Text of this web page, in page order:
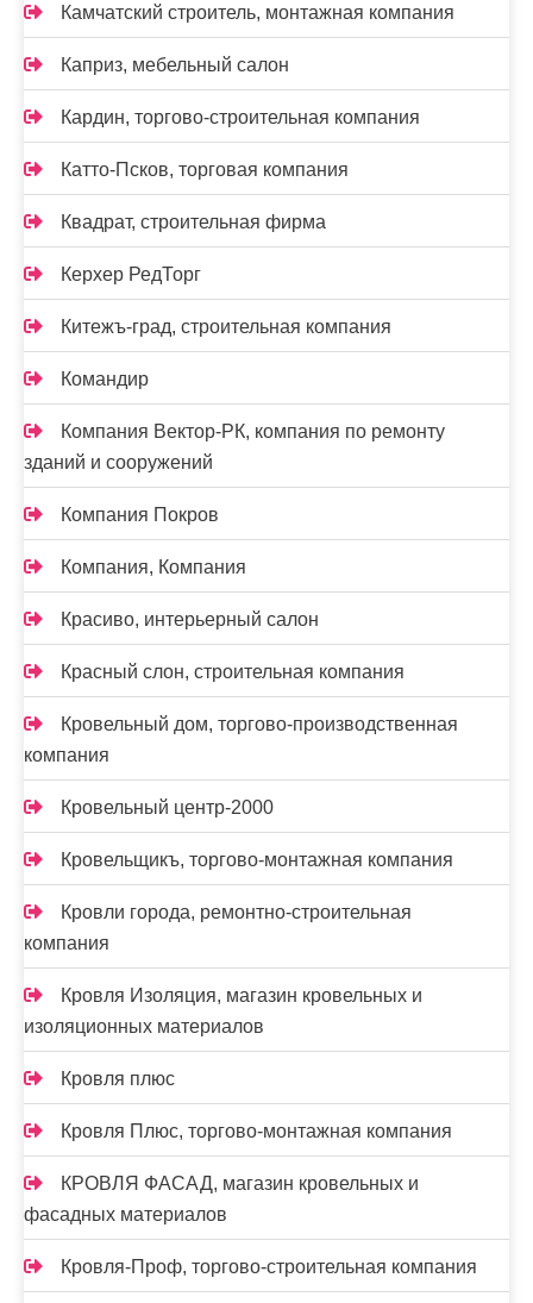
Камчатский строитель, монтажная компания
Каприз, мебельный салон
Кардин, торгово-строительная компания
Катто-Псков, торговая компания
Квадрат, строительная фирма
Керхер РедТорг
Китежъ-град, строительная компания
Командир
Компания Вектор-РК, компания по ремонту
зданий и сооружений
Компания Покров
Компания, Компания
Красиво, интерьерный салон
Красный слон, строительная компания
Кровельный дом, торгово-производственная
компания
Кровельный центр-2000
Кровельщикъ, торгово-монтажная компания
Кровли города, ремонтно-строительная
компания
Кровля Изоляция, магазин кровельных и
изоляционных материалов
Кровля плюс
Кровля Плюс, торгово-монтажная компания
КРОВЛЯ ФАСАД, магазин кровельных и
фасадных материалов
Кровля-Проф, торгово-строительная компания